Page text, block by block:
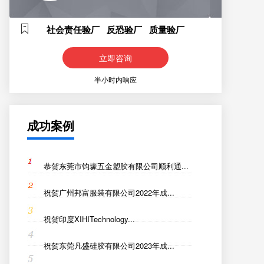
社会责任验厂 反恐验厂 质量验厂
立即咨询
半小时内响应
成功案例
恭贺东莞市钧壕五金塑胶有限公司顺利通...
祝贺广州邦富服装有限公司2022年成...
祝贺印度XIHITechnology...
祝贺东莞凡盛硅胶有限公司2023年成...